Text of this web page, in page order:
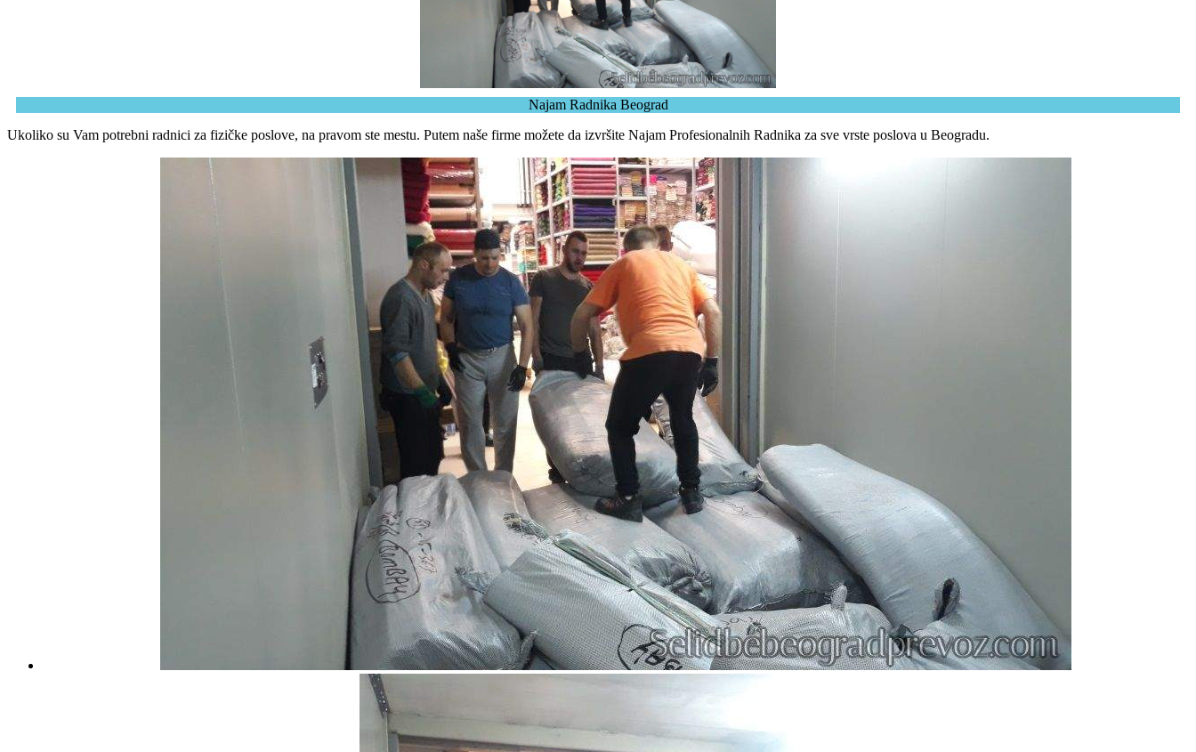
Najam Radnika Beograd
Ukoliko su Vam potrebni radnici za fizičke poslove, na pravom ste mestu. Putem naše firme možete da izvršite Najam Profesionalnih Radnika za sve vrste poslova u Beogradu.